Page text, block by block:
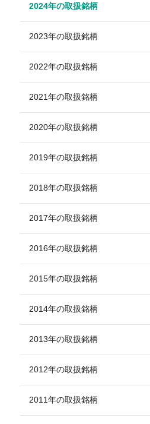
2024年の取扱銘柄
2023年の取扱銘柄
2022年の取扱銘柄
2021年の取扱銘柄
2020年の取扱銘柄
2019年の取扱銘柄
2018年の取扱銘柄
2017年の取扱銘柄
2016年の取扱銘柄
2015年の取扱銘柄
2014年の取扱銘柄
2013年の取扱銘柄
2012年の取扱銘柄
2011年の取扱銘柄